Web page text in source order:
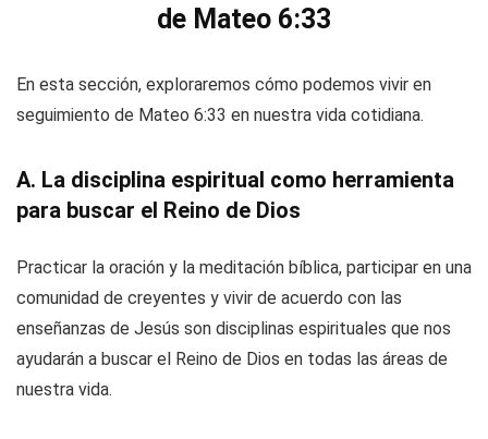
de Mateo 6:33
En esta sección, exploraremos cómo podemos vivir en
seguimiento de Mateo 6:33 en nuestra vida cotidiana.
A. La disciplina espiritual como herramienta
para buscar el Reino de Dios
Practicar la oración y la meditación bíblica, participar en una
comunidad de creyentes y vivir de acuerdo con las
enseñanzas de Jesús son disciplinas espirituales que nos
ayudarán a buscar el Reino de Dios en todas las áreas de
nuestra vida.